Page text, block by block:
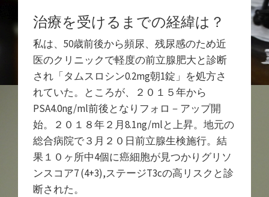
治療を受けるまでの経緯は？
私は、50歳前後から頻尿、残尿感のため近
医のクリニックで軽度の前立腺肥大と診断
され「タムスロシン0.2mg朝1錠」を処方さ
れていた。ところが、２０１５年から
PSA4.0ng/ml前後となりフォロ－アップ開
始。２０１８年２月8.1ng/mlと上昇。地元の
総合病院で３月２０日前立腺生検施行。結
果１０ヶ所中4個に癌細胞が見つかりグリソ
ンスコア7 (4+3),ステージT3cの高リスクと診
断された。